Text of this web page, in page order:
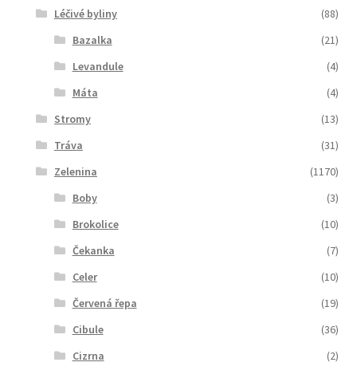
Léčivé byliny
(88)
Bazalka
(21)
Levandule
(4)
Máta
(4)
Stromy
(13)
Tráva
(31)
Zelenina
(1170)
Boby
(3)
Brokolice
(10)
Čekanka
(7)
Celer
(10)
Červená řepa
(19)
Cibule
(36)
Cizrna
(2)